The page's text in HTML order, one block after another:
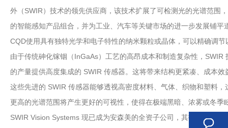
外（SWIR）技术的领先供应商，该技术扩展了可检测光的光谱范围
的智能感知产品组合，并为工业、汽车等关键市场的进一步发展铺平
CQD使用具有独特光学和电子特性的纳米颗粒或晶体，可以精确调
由于传统砷化镓铟（InGaAs）工艺的高昂成本和制造复杂性，
的产量提供高度集成的 SWIR 传感器。这将带来结构更紧凑、成本
这些先进的 SWIR 传感器能够透视高密度材料、气体、织物和塑料
更高的光谱范围将产生更好的可视性，使得在极端黑暗、浓雾或冬季
SWIR Vision Systems 现已成为安森美的全资子公司，其技术精湛